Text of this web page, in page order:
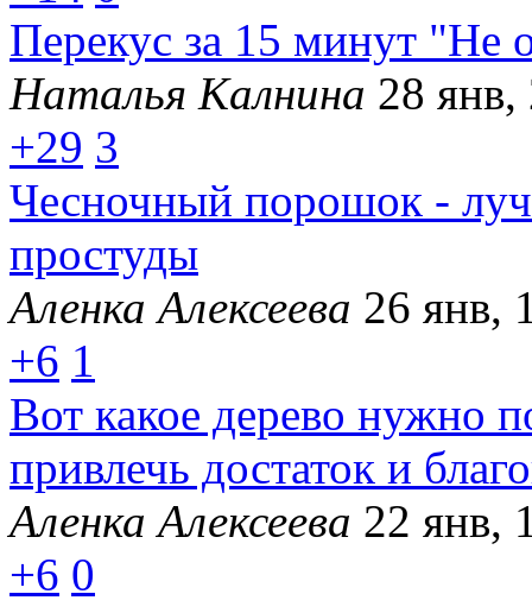
Перекус за 15 минут "Не
Наталья Калнина 28 янв,
+29 3
Чесночный порошок -
простуды
Аленка Алексеева 26 янв,
+6 1
Вот какое дерево нужно
привлечь достаток и
Аленка Алексеева 22 янв,
+6 0